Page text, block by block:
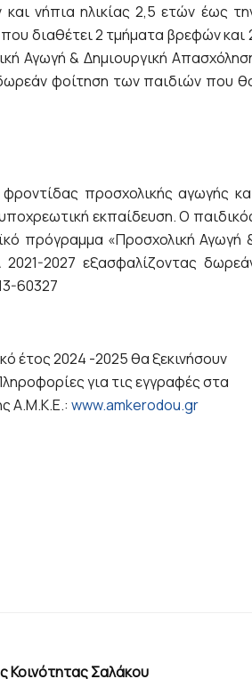
νήπια ηλικίας 2,5 ετών έως
διαθέτει 2 τμήματα βρεφών και
Αγωγή & Δημιουργική
φοίτηση των παιδιών που
προσχολικής αγωγής
εκπαίδευση. Ο
πρόγραμμα «Προσχολική Αγωγή
2027 εξασφαλίζοντας
60327
έτος 2024 -2025 θα ξεκινήσουν
για τις εγγραφές στα
Α.Μ.Κ.Ε.: www.amkerodou.gr
Κοινότητας Σαλάκου